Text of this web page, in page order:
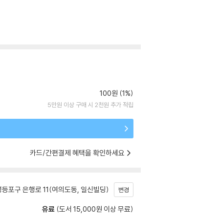
100원 (1%)
5만원 이상 구매 시 2천원 추가 적립
카드/간편결제 혜택을 확인하세요
포구 은행로 11(여의도동, 일신빌딩) 변경
유료 (도서 15,000원 이상 무료)